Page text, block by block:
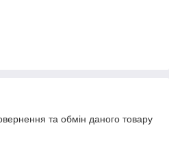
та обмін даного товару